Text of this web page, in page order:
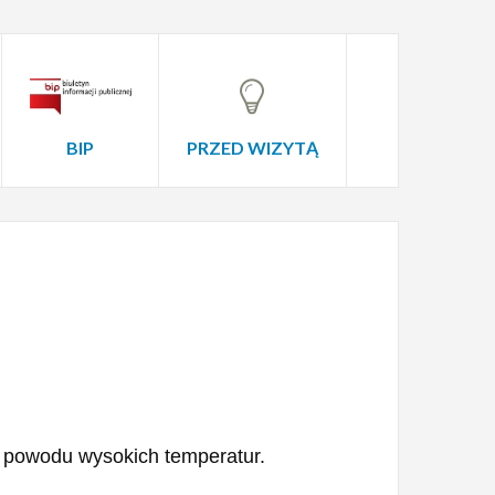
BIP PRZED WIZYTĄ
wysokich temperatur.